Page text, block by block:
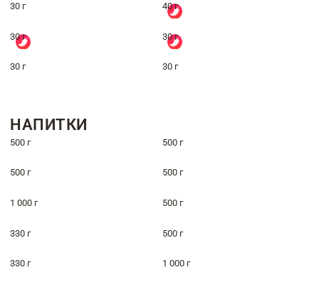
30 г 40 г
30 г 30 г
30 г 30 г
НАПИТКИ
500 г 500 г
500 г 500 г
1 000 г 500 г
330 г 500 г
330 г 1 000 г